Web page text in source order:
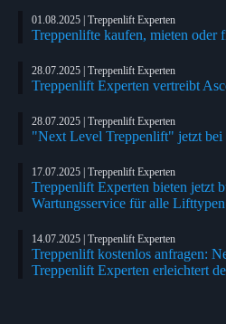
01.08.2025 | Treppenlift Experten
Treppenlifte kaufen, mieten oder
28.07.2025 | Treppenlift Experten
Treppenlift Experten vertreibt
28.07.2025 | Treppenlift Experten
"Next Level Treppenlift" jetzt bei
17.07.2025 | Treppenlift Experten
Treppenlift Experten bieten jetzt
Wartungsservice für alle Lifttypen
14.07.2025 | Treppenlift Experten
Treppenlift kostenlos anfragen:
Treppenlift Experten erleichtert